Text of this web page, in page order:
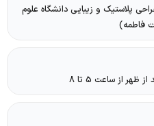
پلاستیک و زیبایی دانشگاه علوم
فاطمه)
از ساعت 5 تا 8